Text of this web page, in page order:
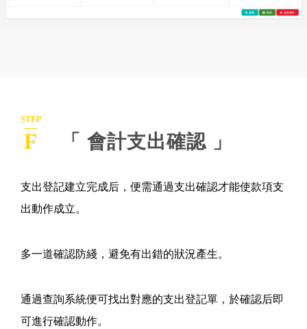
STEP
F 「 會計支出確認 」
支出登記建立完成后，便需通過支出確認才能使款項支
出動作成立。
多一道確認防綫，避免有出錯的狀況產生。
通過查詢系統便可找出對應的支出登記單，於確認后即
可進行確認動作。